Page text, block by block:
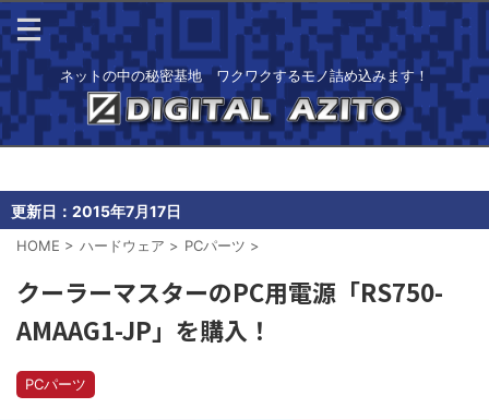
ネットの中の秘密基地 ワクワクするモノ詰め込みます！
更新日： 2015年7月17日
HOME > ハードウェア > PCパーツ >
クーラーマスターのPC用電源「RS750-
AMAAG1-JP」を購入！
PCパーツ